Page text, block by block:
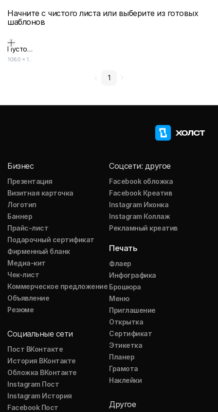
Начните с чистого листа или выберите из готовых
шаблонов
Пустой дизайн-макет
1080 × 1920
1
Бизнес
Презентация
Визитная карточка
Логотип
Баннер
Прайс-лист
Подарочный сертификат
Фирменный бланк
Медиа-кит
Чек-лист
Коммерческое предложение
Объявление
Резюме
Социальные сети
Пост ВКонтакте
История ВКонтакте
Обложка ВКонтакте
Instagram Пост
Instagram История
Facebook Пост
Соцсети: другое
Facebook обложка
Facebook Креатив
Instagram Иконка
Instagram Коллаж
Рекламный креатив
Печать
Флаер
Инфографика
Брошюра
Меню
Приглашение
Открытка
Сертификат
Этикетка
Планер
Грамота
Наклейки
Другое